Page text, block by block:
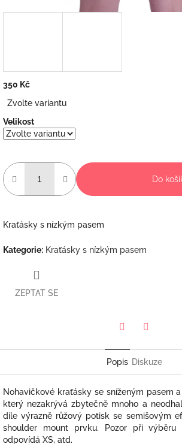
350 Kč
cena:
Zvolte variantu
Velikost
Do
Kraťásky s nízkým pasem
Kategorie: Kraťásky s nízkým pasem
ZEPTAT SE
Popis Diskuze
Nohavičkové kraťásky se sníženým pasem
který nezakrývá zbytečně mnoho a
díle výrazně růžový potisk se semišovým
shoulder mount prvku. Pozor při výběru
odpovídá XS, atd.